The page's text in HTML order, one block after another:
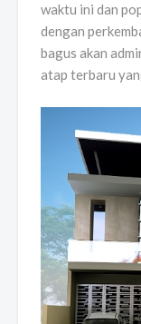
waktu ini dan
dengan
bagus akan
atap terbaru